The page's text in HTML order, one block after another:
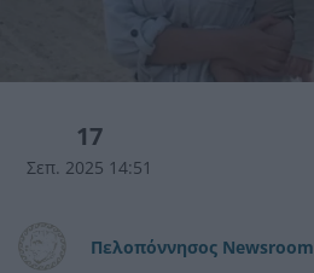
17
Σεπ. 2025 14:51
Πελοπόννησος Newsroom